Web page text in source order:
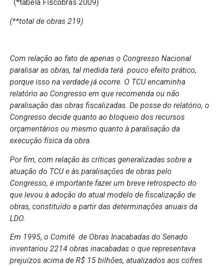
(*tabela Fiscobras 2009)
(**total de obras 219)
Com relação ao fato de apenas o Congresso Nacional
paralisar as obras, tal medida terá pouco efeito prático,
porque isso na verdade já ocorre. O TCU encaminha
relatório ao Congresso em que recomenda ou não
paralisação das obras fiscalizadas. De posse do relatório, o
Congresso decide quanto ao bloqueio dos recursos
orçamentários ou mesmo quanto à paralisação da
execução física da obra.
Por fim, com relação às críticas generalizadas sobre a
atuação do TCU e às paralisações de obras pelo
Congresso, é importante fazer um breve retrospecto do
que levou à adoção do atual modelo de fiscalização de
obras, constituído a partir das determinações anuais da
LDO.
Em 1995, o Comitê de Obras Inacabadas do Senado
inventariou 2214 obras inacabadas o que representava
prejuízos acima de R$ 15 bilhões, atualizados aos cofres